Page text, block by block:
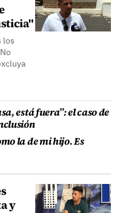
los
está fuera”: el caso de
la de mi hijo. Es
y